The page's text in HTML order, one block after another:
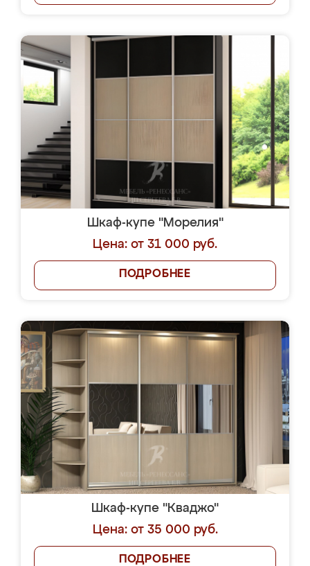
Шкаф-купе "Морелия"
Цена: от 31 000 руб.
ПОДРОБНЕЕ
Шкаф-купе "Кваджо"
Цена: от 35 000 руб.
ПОДРОБНЕЕ